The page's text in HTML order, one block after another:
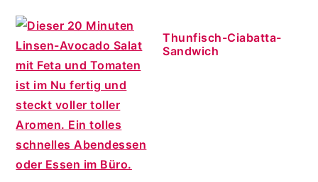
Thunfisch-Ciabatta-
Sandwich